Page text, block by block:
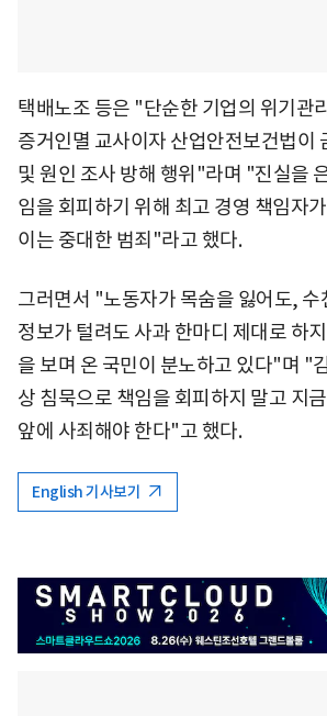
택배노조 등은 "단순한 기업의 위기관
증거인멸 교사이자 산업안전보건법이
및 원인 조사 방해 행위"라며 "진실을
임을 회피하기 위해 최고 경영 책임자
이는 중대한 범죄"라고 했다.
그러면서 "노동자가 목숨을 잃어도, 수
정보가 털려도 사과 한마디 제대로 하
을 보며 온 국민이 분노하고 있다"며 "
상 침묵으로 책임을 회피하지 말고 지
앞에 사죄해야 한다"고 했다.
English 기사보기